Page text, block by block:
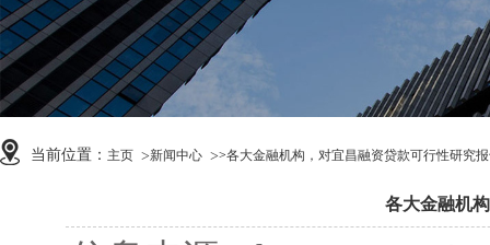
当前位置： 主页 新闻中心 >各大金融机构，对宜昌融资贷款可行性研究
各大金融机